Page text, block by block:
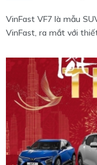
VinFast VF7 là mẫu
VinFast, ra mắt với